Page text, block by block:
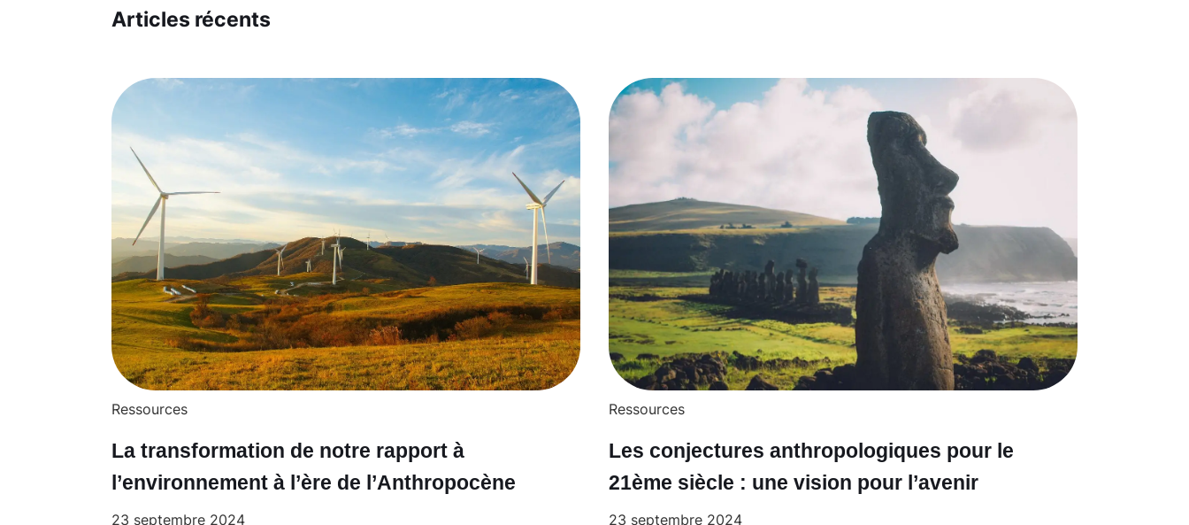
Articles récents
Ressources
La transformation de notre rapport à
l’environnement à l’ère de l’Anthropocène
23 septembre 2024
Ressources
Les conjectures anthropologiques pour le
21ème siècle : une vision pour l’avenir
23 septembre 2024